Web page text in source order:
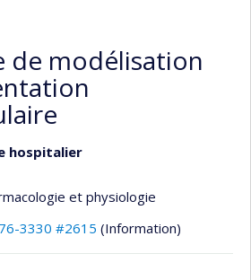
de modélisation
hospitalier
et physiologie
3330 #2615 (Information)